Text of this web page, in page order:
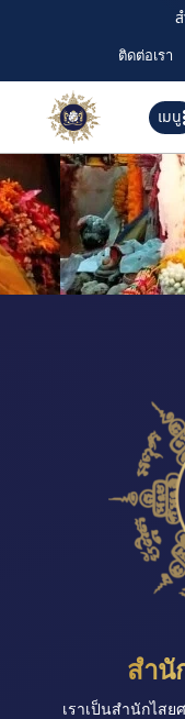
ติดต่อเรา
เมนู
สำนั
เราเป็นสำนักไส